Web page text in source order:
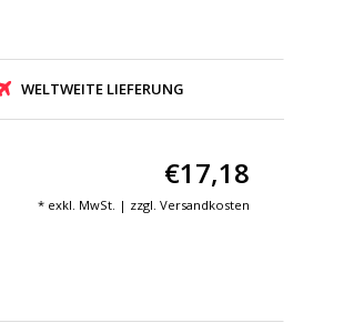
WELTWEITE LIEFERUNG
€17,18
* exkl. MwSt. | zzgl. Versandkosten